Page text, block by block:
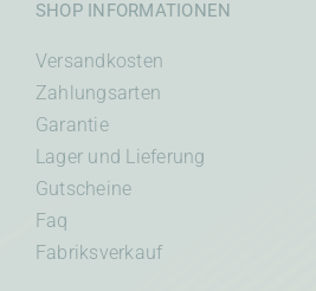
SHOP INFORMATIONEN
Versandkosten
Zahlungsarten
Garantie
Lager und Lieferung
Gutscheine
Faq
Fabriksverkauf